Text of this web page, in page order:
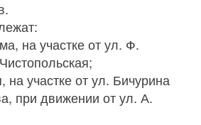
на участке от ул. Ф.
на участке от ул. Бичурина
при движении от ул. А.